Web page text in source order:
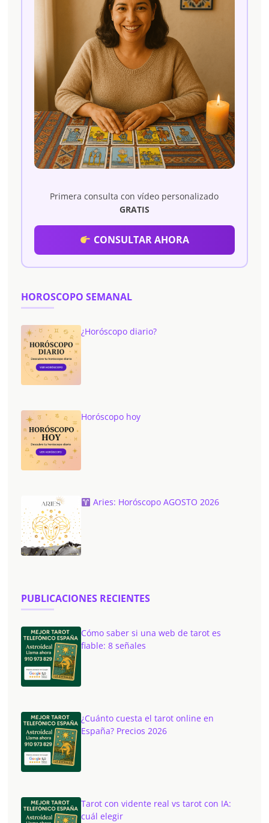
Primera consulta con vídeo personalizado
GRATIS
CONSULTAR AHORA
HOROSCOPO SEMANAL
¿Horóscopo diario?
Horóscopo hoy
Aries: Horóscopo AGOSTO 2026
PUBLICACIONES RECIENTES
Cómo saber si una web de tarot es
fiable: 8 señales
¿Cuánto cuesta el tarot online en
España? Precios 2026
Tarot con vidente real vs tarot con IA:
cuál elegir